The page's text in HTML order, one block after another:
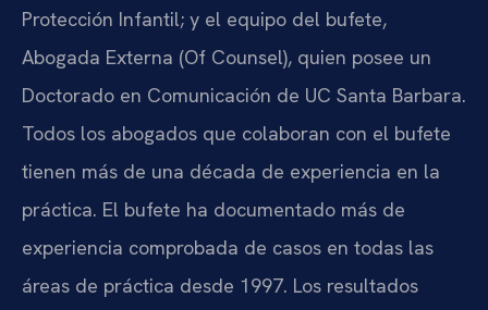
Protección Infantil; y el equipo del bufete,
Abogada Externa (Of Counsel), quien posee un
Doctorado en Comunicación de UC Santa Barbara.
Todos los abogados que colaboran con el bufete
tienen más de una década de experiencia en la
práctica. El bufete ha documentado más de
experiencia comprobada de casos en todas las
áreas de práctica desde 1997. Los resultados